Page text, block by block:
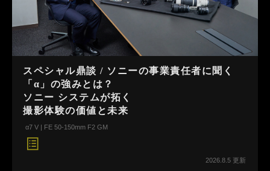
スペシャル鼎談 / ソニーの事業責任者に聞く
「α」の強みとは？
ソニー システムが拓く
撮影体験の価値と未来
α7 V | FE 50-150mm F2 GM
2026.8.5 更新